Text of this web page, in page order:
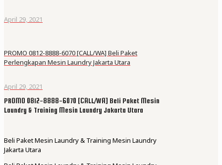
April 29, 2021
PROMO 0812-8888-6070 [CALL/WA] Beli Paket
Perlengkapan Mesin Laundry Jakarta Utara
April 29, 2021
PROMO 0812-8888-6070 [CALL/WA] Beli Paket Mesin
Laundry & Training Mesin Laundry Jakarta Utara
Beli Paket Mesin Laundry & Training Mesin Laundry
Jakarta Utara